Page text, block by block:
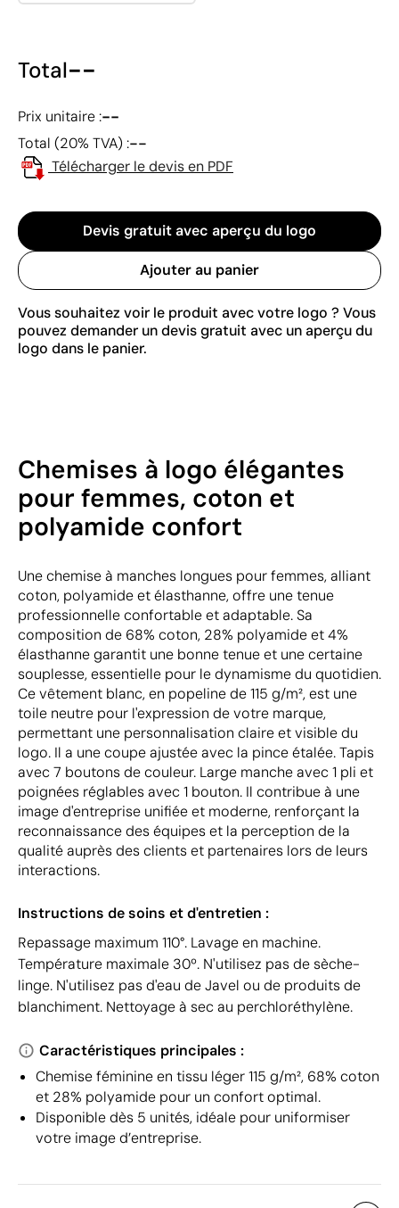
Total--
Prix unitaire :--
Total (20% TVA) :--
Télécharger le devis en PDF
Devis gratuit avec aperçu du logo
Ajouter au panier
Vous souhaitez voir le produit avec votre logo ? Vous
pouvez demander un devis gratuit avec un aperçu du
logo dans le panier.
Chemises à logo élégantes
pour femmes, coton et
polyamide confort
Une chemise à manches longues pour femmes, alliant
coton, polyamide et élasthanne, offre une tenue
professionnelle confortable et adaptable. Sa
composition de 68% coton, 28% polyamide et 4%
élasthanne garantit une bonne tenue et une certaine
souplesse, essentielle pour le dynamisme du quotidien.
Ce vêtement blanc, en popeline de 115 g/m², est une
toile neutre pour l'expression de votre marque,
permettant une personnalisation claire et visible du
logo. Il a une coupe ajustée avec la pince étalée. Tapis
avec 7 boutons de couleur. Large manche avec 1 pli et
poignées réglables avec 1 bouton. Il contribue à une
image d'entreprise unifiée et moderne, renforçant la
reconnaissance des équipes et la perception de la
qualité auprès des clients et partenaires lors de leurs
interactions.
Instructions de soins et d'entretien :
Repassage maximum 110°. Lavage en machine.
Température maximale 30º. N'utilisez pas de sèche-
linge. N'utilisez pas d'eau de Javel ou de produits de
blanchiment. Nettoyage à sec au perchloréthylène.
Caractéristiques principales :
Chemise féminine en tissu léger 115 g/m², 68% coton
et 28% polyamide pour un confort optimal.
Disponible dès 5 unités, idéale pour uniformiser
votre image d’entreprise.